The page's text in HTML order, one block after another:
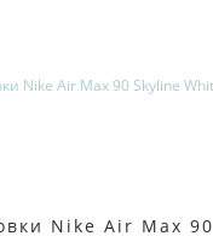
Nike Air Max 90